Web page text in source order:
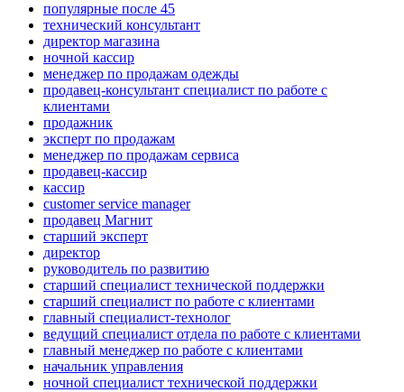
популярные после 45
технический консультант
директор магазина
ночной кассир
менеджер по продажам одежды
продавец-консультант специалист по работе с
клиентами
продажник
эксперт по продажам
менеджер по продажам сервиса
продавец-кассир
кассир
customer service manager
продавец Магнит
старший эксперт
директор
руководитель по развитию
старший специалист технической поддержки
старший специалист по работе с клиентами
главный специалист-технолог
ведущий специалист отдела по работе с клиентами
главный менеджер по работе с клиентами
начальник управления
ночной специалист технической поддержки